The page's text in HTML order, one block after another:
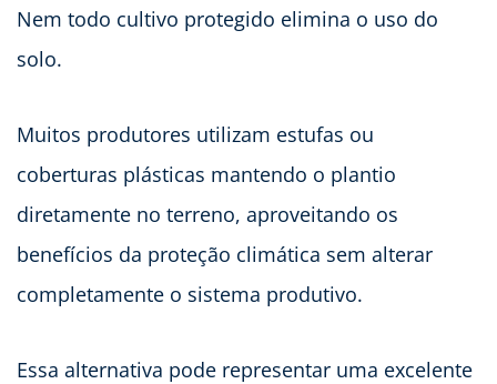
Nem todo cultivo protegido elimina o uso do
solo.
Muitos produtores utilizam estufas ou
coberturas plásticas mantendo o plantio
diretamente no terreno, aproveitando os
benefícios da proteção climática sem alterar
completamente o sistema produtivo.
Essa alternativa pode representar uma excelente